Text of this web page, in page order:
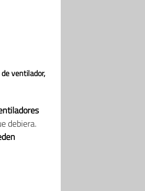
ventilador,
debiera.